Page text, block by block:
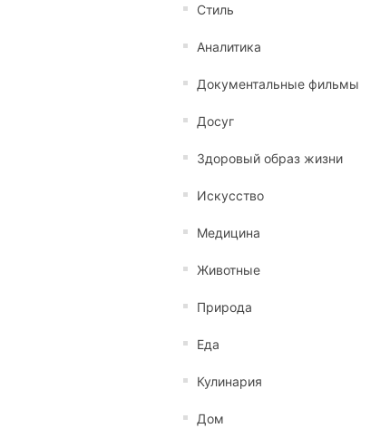
Стиль
Аналитика
Документальные фильмы
Досуг
Здоровый образ жизни
Искусство
Медицина
Животные
Природа
Еда
Кулинария
Дом